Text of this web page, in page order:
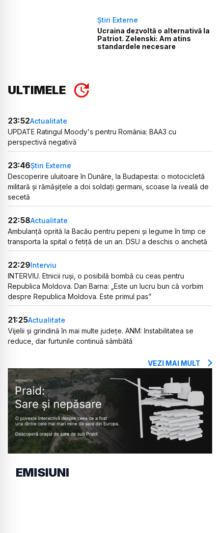
Știri Externe
Ucraina dezvoltă o alternativă la
Patriot. Zelenski: Am atins
standardele necesare
ULTIMELE
23:52Actualitate
UPDATE Ratingul Moody's pentru România: BAA3 cu
perspectivă negativă
23:46Știri Externe
Descoperire uluitoare în Dunăre, la Budapesta: o motocicletă
militară și rămășițele a doi soldați germani, scoase la iveală de
secetă
22:58Actualitate
Ambulanță oprită la Bacău pentru pepeni și legume în timp ce
transporta la spital o fetiță de un an. DSU a deschis o anchetă
22:29Interviu
INTERVIU. Etnicii ruși, o posibilă bombă cu ceas pentru
Republica Moldova. Dan Barna: „Este un lucru bun că vorbim
despre Republica Moldova. Este primul pas”
21:25Actualitate
Vijelii și grindină în mai multe județe. ANM: Instabilitatea se
reduce, dar furtunile continuă sâmbătă
VEZI MAI MULT
EMISIUNI